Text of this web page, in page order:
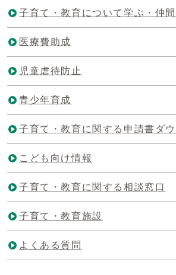
子育て・教育について学ぶ・仲
医療費助成
児童虐待防止
青少年育成
子育て・教育に関する申請書ダ
こども向け情報
子育て・教育に関する相談窓口
子育て・教育施設
よくある質問